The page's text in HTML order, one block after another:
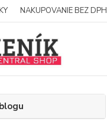
NAKUPOVANIE BEZ DPH